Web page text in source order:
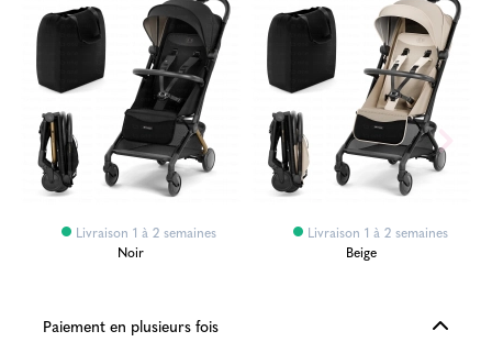
Livraison 1 à 2 semaines
Noir
Livraison 1 à 2 semaines
Beige
Paiement en plusieurs fois